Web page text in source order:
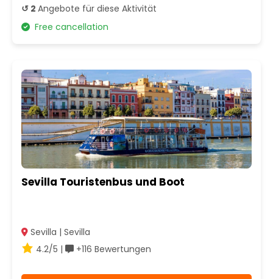
↺ 2 Angebote für diese Aktivität
Free cancellation
Sevilla Touristenbus und Boot
Sevilla | Sevilla
4.2/5 |
+116 Bewertungen